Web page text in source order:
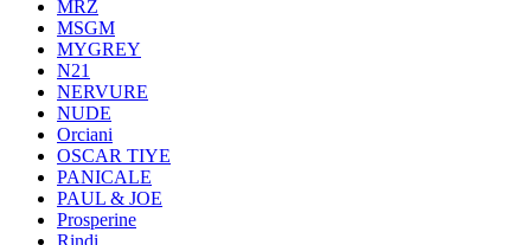
MRZ
MSGM
MYGREY
N21
NERVURE
NUDE
Orciani
OSCAR TIYE
PANICALE
PAUL & JOE
Prosperine
Rindi